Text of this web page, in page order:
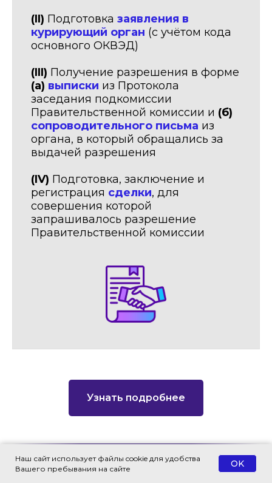
(II) Подготовка заявления в
курирующий орган (с учётом кода
основного ОКВЭД)
(III) Получение разрешения в форме
(а) выписки из Протокола
заседания подкомиссии
Правительственной комиссии и (б)
сопроводительного письма из
органа, в который обращались за
выдачей разрешения
(IV) Подготовка, заключение и
регистрация сделки, для
совершения которой
запрашивалось разрешение
Правительственной комиссии
Узнать подробнее
Наш сайт использует файлы cookie для удобства
Вашего пребывания на сайте
OK